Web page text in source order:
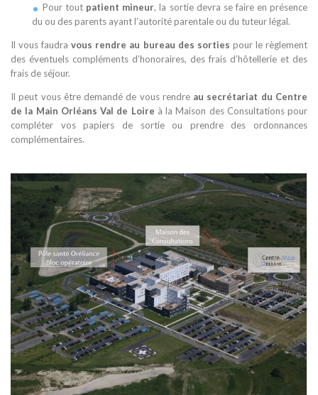
Pour tout patient mineur, la sortie devra se faire en présence
du ou des parents ayant l’autorité parentale ou du tuteur légal.
Il vous faudravous rendre au bureau des sorties pour le règlement
des éventuels compléments d’honoraires, des frais d’hôtellerie et des
frais de séjour.
Il peut vous être demandé de vous rendre au secrétariat du Centre
de la Main Orléans Val de Loire à la Maison des Consultations pour
compléter vos papiers de sortie ou prendre des ordonnances
complémentaires.